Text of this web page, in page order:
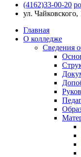
(4162)33-00-20
ул. Чайковского,
Главная
О колледже
Сведения